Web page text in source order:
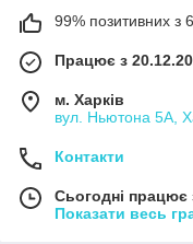
99% позитивних з
Працює з
м. Харків
вул. Ньютона 5А,
Контакти
Сьогодні працює
Показати весь